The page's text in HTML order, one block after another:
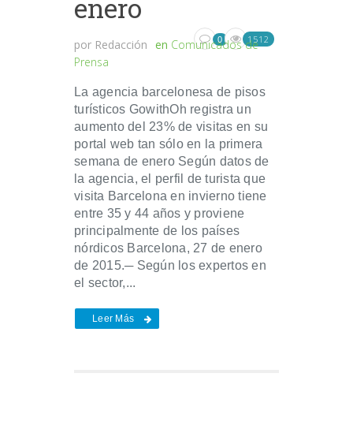
enero
por Redacción en Comunicados de
Prensa
0 1512
La agencia barcelonesa de pisos
turísticos GowithOh registra un
aumento del 23% de visitas en su
portal web tan sólo en la primera
semana de enero Según datos de
la agencia, el perfil de turista que
visita Barcelona en invierno tiene
entre 35 y 44 años y proviene
principalmente de los países
nórdicos Barcelona, 27 de enero
de 2015.─ Según los expertos en
el sector,...
Leer Más